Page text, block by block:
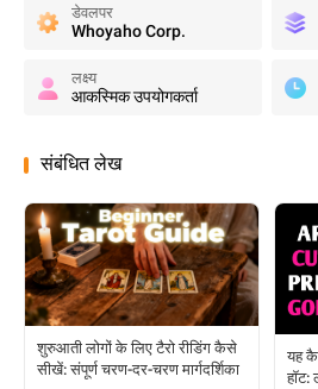
डेवलपर
Whoyaho Corp.
लक्ष्य
आकस्मिक उपयोगकर्ता
संबंधित लेख
शुरुआती लोगों के लिए टैरो रीडिंग कैसे
सीखें: संपूर्ण चरण-दर-चरण मार्गदर्शिका
यह